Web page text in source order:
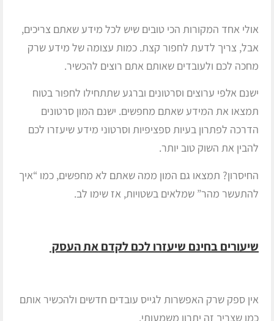
אולי אחד המקורות הכי טובים שיש לכל מידע שאתם צריכים,
אבל, צריך לדעת לחפור קצת. כמות עצומה של מידע שרק
מחכה לכם ולעובדים שאותם אתם רוצים להכשיר.
ישנם אלפי ערוצים וסרטונים וברגע שתתחילו לחפור בטוח
תמצאו את המידע שאתם מחפשים. ישנם המון סרטונים
הדרכה לפתרון בעיות ספציפיות וסרטוני מידע שיעזרו לכם
להבין את השוק טוב יותר.
החיסרון? תמצאו גם המון ממה שאתם לא מחפשים, כמו “איך
להתעשר מהר” שמלאים בשטויות, אז שימו לב.
שיעורים בחינם שיעזרו לכם לקדם אתהעסק
אין ספק שרק האפשרות לגייס עובדים חדשים ולהכשיר אותם
כמו שצריך זה יתרון משמעותי.